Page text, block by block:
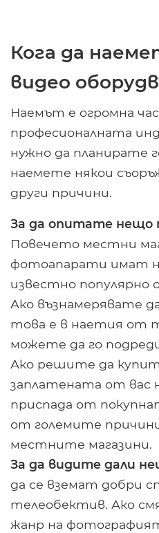
Кога да
видео
Наемът е огромна
професионалната
нужно да планирате
наемете някои
други причини.
За да опитате нещо
Повечето местни
фотоапарати имат
известно популярно
Ако възнамерявате
това е в наетия от
можете да го
Ако решите да
заплатената от вас
приспада от
от големите
местните магазини.
За да видите дали
да се вземат добри
телеобектив. Ако
жанр на